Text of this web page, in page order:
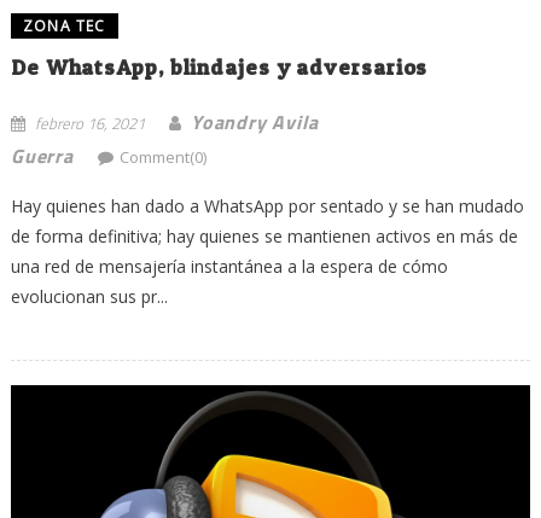
ZONA TEC
De WhatsApp, blindajes y adversarios
febrero 16, 2021
Yoandry Avila
Guerra
Comment(0)
Hay quienes han dado a WhatsApp por sentado y se han mudado
de forma definitiva; hay quienes se mantienen activos en más de
una red de mensajería instantánea a la espera de cómo
evolucionan sus pr...